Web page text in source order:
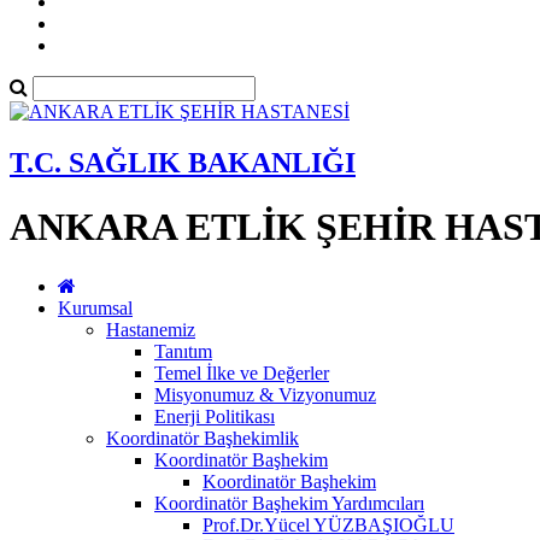
T.C. SAĞLIK BAKANLIĞI
ANKARA ETLİK ŞEHİR
Kurumsal
Hastanemiz
Tanıtım
Temel İlke ve Değerler
Misyonumuz & Vizyonumuz
Enerji Politikası
Koordinatör Başhekimlik
Koordinatör Başhekim
Koordinatör Başhekim
Koordinatör Başhekim Yardımcıları
Prof.Dr.Yücel YÜZBAŞIOĞLU